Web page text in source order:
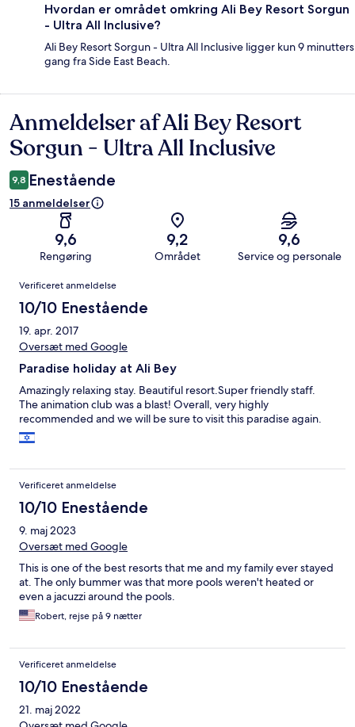
Hvordan er området omkring Ali Bey Resort Sorgun
- Ultra All Inclusive?
Ali Bey Resort Sorgun - Ultra All Inclusive ligger kun 9 minutters
gang fra Side East Beach.
Anmeldelser
Anmeldelser af Ali Bey Resort
Sorgun - Ultra All Inclusive
9,8 Enestående
15 anmeldelser
9,6
Rengøring
9,2
Området
9,6
Service og personale
Anmeldelser
Verificeret anmeldelse
10/10 Enestående
19. apr. 2017
Oversæt med Google
Paradise holiday at Ali Bey
Amazingly relaxing stay. Beautiful resort.Super friendly staff.
The animation club was a blast! Overall, very highly
recommended and we will be sure to visit this paradise again.
Verificeret anmeldelse
10/10 Enestående
9. maj 2023
Oversæt med Google
This is one of the best resorts that me and my family ever stayed
at. The only bummer was that more pools weren't heated or
even a jacuzzi around the pools.
Robert, rejse på 9 nætter
Verificeret anmeldelse
10/10 Enestående
21. maj 2022